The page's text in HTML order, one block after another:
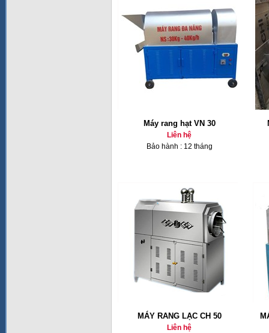
Máy rang hạt VN 30
Liên hệ
Bảo hành : 12 tháng
MÁY RANG LẠC CH 50
Liên hệ